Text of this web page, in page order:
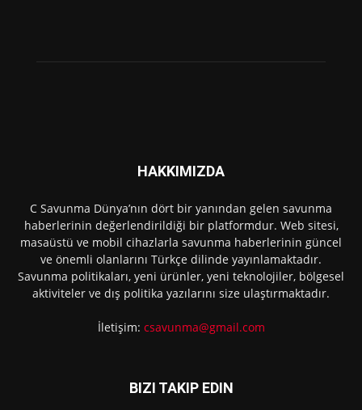
HAKKIMIZDA
C Savunma Dünya’nın dört bir yanından gelen savunma
haberlerinin değerlendirildiği bir platformdur. Web sitesi,
masaüstü ve mobil cihazlarla savunma haberlerinin güncel
ve önemli olanlarını Türkçe dilinde yayınlamaktadır.
Savunma politikaları, yeni ürünler, yeni teknolojiler, bölgesel
aktiviteler ve dış politika yazılarını size ulaştırmaktadır.
İletişim: csavunma@gmail.com
BIZI TAKIP EDIN